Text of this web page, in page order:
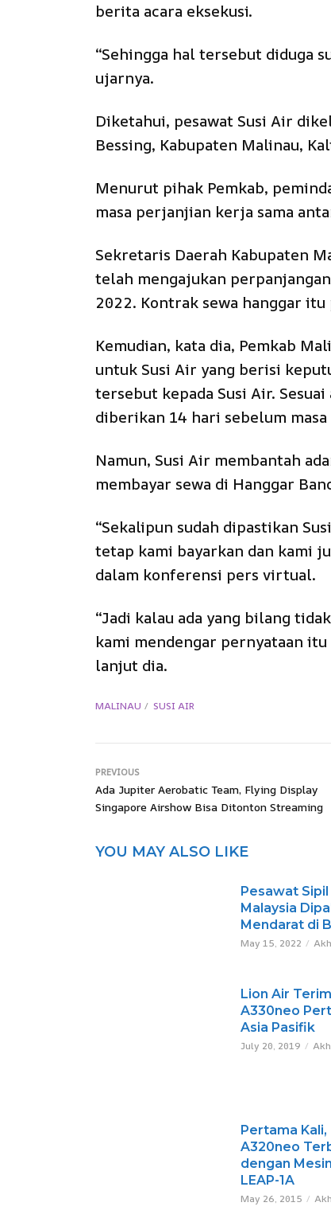
berita acara eksekusi.
“Sehingga hal tersebut diduga
ujarnya.
Diketahui, pesawat Susi Air
Bessing, Kabupaten Malinau,
Menurut pihak Pemkab,
masa perjanjian kerja sama
Sekretaris Daerah Kabupaten
telah mengajukan
2022. Kontrak sewa hanggar
Kemudian, kata dia, Pemkab
untuk Susi Air yang berisi
tersebut kepada Susi Air.
diberikan 14 hari sebelum
Namun, Susi Air membantah
membayar sewa di Hanggar
“Sekalipun sudah dipastikan
tetap kami bayarkan dan kami
dalam konferensi pers virtual.
“Jadi kalau ada yang bilang
kami mendengar pernyataan
lanjut dia.
MALINAU SUSI AIR
PREVIOUS
Ada Jupiter Aerobatic Team, Flying Display
Singapore Airshow Bisa Ditonton Streaming
YOU MAY ALSO LIKE
Pesawat Sipil
Malaysia
Mendarat di
May 15, 2022
Lion Air
A330neo
Asia Pasifik
July 20, 2019
Pertama Kali,
A320neo
dengan
LEAP-1A
May 26, 2015